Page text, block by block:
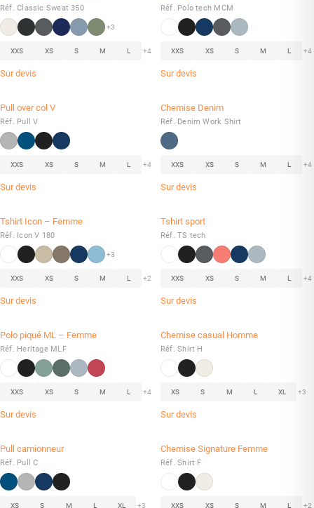
Réf. Classic Sweat 350
+3
XXS XS S M L +4
Sur devis
Réf. Polo tech MCM
XXS XS S M L +4
Sur devis
Pull over col V
Réf. Pull V
XXS XS S M L +4
Sur devis
Chemise Denim
Réf. Denim Work Shirt
XXS XS S M L +4
Sur devis
Tshirt Icon – Femme
Réf. Icon V 180
+3
XXS XS S M L +2
Sur devis
Tshirt sport
Réf. TS tech
XXS XS S M L +4
Sur devis
Polo piqué ML – Femme
Réf. Heritage MLF
XXS XS S M L +4
Sur devis
Chemise casual Homme
Réf. Shirt H
XS S M L XL +3
Sur devis
Pull camionneur
Réf. Pull C
XS S M L XL +3
Chemise Signature Femme
Réf. Shirt F
XXS XS S M L +2